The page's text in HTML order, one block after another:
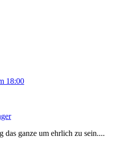
18:00
das ganze um ehrlich zu sein....